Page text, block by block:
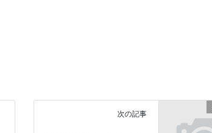
次の記事